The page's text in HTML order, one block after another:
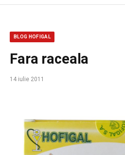
BLOG HOFIGAL
Fara raceala
14 iulie 2011